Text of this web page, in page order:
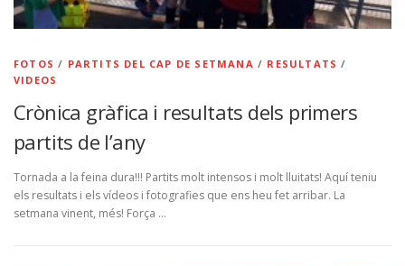
FOTOS / PARTITS DEL CAP DE SETMANA / RESULTATS /
VIDEOS
Crònica gràfica i resultats dels primers
partits de l’any
Tornada a la feina dura!!! Partits molt intensos i molt lluitats! Aquí teniu
els resultats i els vídeos i fotografies que ens heu fet arribar. La
setmana vinent, més! Força …